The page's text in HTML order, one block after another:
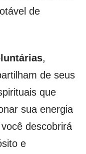
de
,
de seus
que
sua energia
descobrirá
e